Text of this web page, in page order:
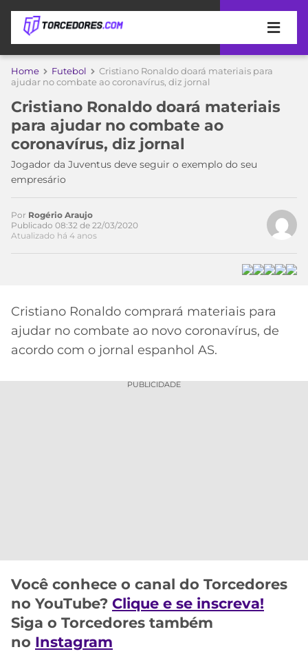
APOSTAS
DE
APOSTA
MELHORES
SITES
DE
APOSTAS
2026
CÓDIGO
DE
INDICAÇÃO
ONLINE
MELHORES
CASSINOS
ONLINE
2026
COPA
DO
MUNDO
TIMES
MEU
TIME
CORINTHIANS
PAULO
INTERNACIONAL
GRÊMIO
CAMPEONATOS
A
LIBERTADORES
COPA
DOS
CAMPEÕES
LALIGA
MERCADO
DA
Home Futebol
Cristiano Ronaldo doará materiais para
ajudar no combate ao coronavírus, diz jornal
Cristiano Ronaldo doará materiais
para ajudar no combate ao
coronavírus, diz jornal
Jogador da Juventus deve seguir o exemplo do seu
empresário
Acesse o perfil do autor
no Twitter
Por Rogério Araujo
Publicado 08:32 de 22/03/2020
Atualizado há 4 anos
Cristiano Ronaldo comprará materiais para
ajudar no combate ao novo coronavírus, de
acordo com o jornal espanhol AS.
PUBLICIDADE
Você conhece o canal do Torcedores
no YouTube? Clique e se inscreva!
Siga o Torcedores também
no Instagram